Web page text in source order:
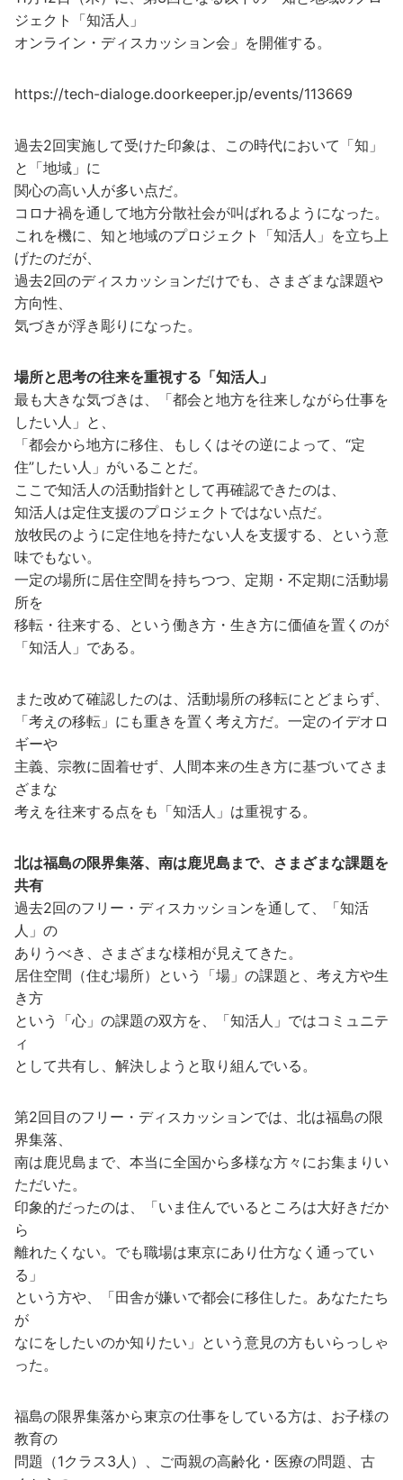
ジェクト「知活人」
オンライン・ディスカッション会」を開催する。
https://tech-dialoge.doorkeeper.jp/events/113669
過去2回実施して受けた印象は、この時代において「知」
と「地域」に
関心の高い人が多い点だ。
コロナ禍を通して地方分散社会が叫ばれるようになった。
これを機に、知と地域のプロジェクト「知活人」を立ち上
げたのだが、
過去2回のディスカッションだけでも、さまざまな課題や
方向性、
気づきが浮き彫りになった。
場所と思考の往来を重視する「知活人」
最も大きな気づきは、「都会と地方を往来しながら仕事を
したい人」と、
「都会から地方に移住、もしくはその逆によって、“定
住”したい人」がいることだ。
ここで知活人の活動指針として再確認できたのは、
知活人は定住支援のプロジェクトではない点だ。
放牧民のように定住地を持たない人を支援する、という意
味でもない。
一定の場所に居住空間を持ちつつ、定期・不定期に活動場
所を
移転・往来する、という働き方・生き方に価値を置くのが
「知活人」である。
また改めて確認したのは、活動場所の移転にとどまらず、
「考えの移転」にも重きを置く考え方だ。一定のイデオロ
ギーや
主義、宗教に固着せず、人間本来の生き方に基づいてさま
ざまな
考えを往来する点をも「知活人」は重視する。
北は福島の限界集落、南は鹿児島まで、さまざまな課題を
共有
過去2回のフリー・ディスカッションを通して、「知活
人」の
ありうべき、さまざまな様相が見えてきた。
居住空間（住む場所）という「場」の課題と、考え方や生
き方
という「心」の課題の双方を、「知活人」ではコミュニテ
ィ
として共有し、解決しようと取り組んでいる。
第2回目のフリー・ディスカッションでは、北は福島の限
界集落、
南は鹿児島まで、本当に全国から多様な方々にお集まりい
ただいた。
印象的だったのは、「いま住んでいるところは大好きだか
ら
離れたくない。でも職場は東京にあり仕方なく通ってい
る」
という方や、「田舎が嫌いで都会に移住した。あなたたち
が
なにをしたいのか知りたい」という意見の方もいらっしゃ
った。
福島の限界集落から東京の仕事をしている方は、お子様の
教育の
問題（1クラス3人）、ご両親の高齢化・医療の問題、古